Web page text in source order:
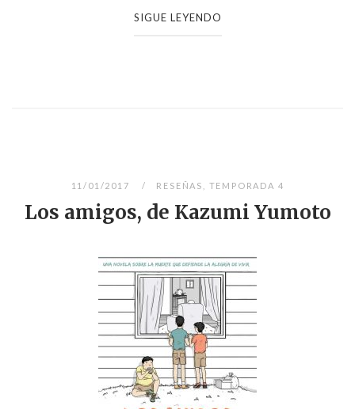
SIGUE LEYENDO
11/01/2017 RESEÑAS TEMPORADA 4
Los amigos, de Kazumi Yumoto